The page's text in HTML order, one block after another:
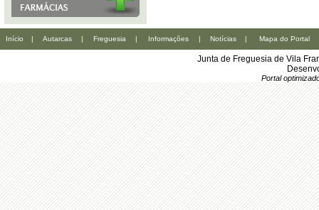
Início | Autarcas | Freguesia | Informações | Notícias | Mapa do Portal
Junta de Freguesia de Vila
Portal